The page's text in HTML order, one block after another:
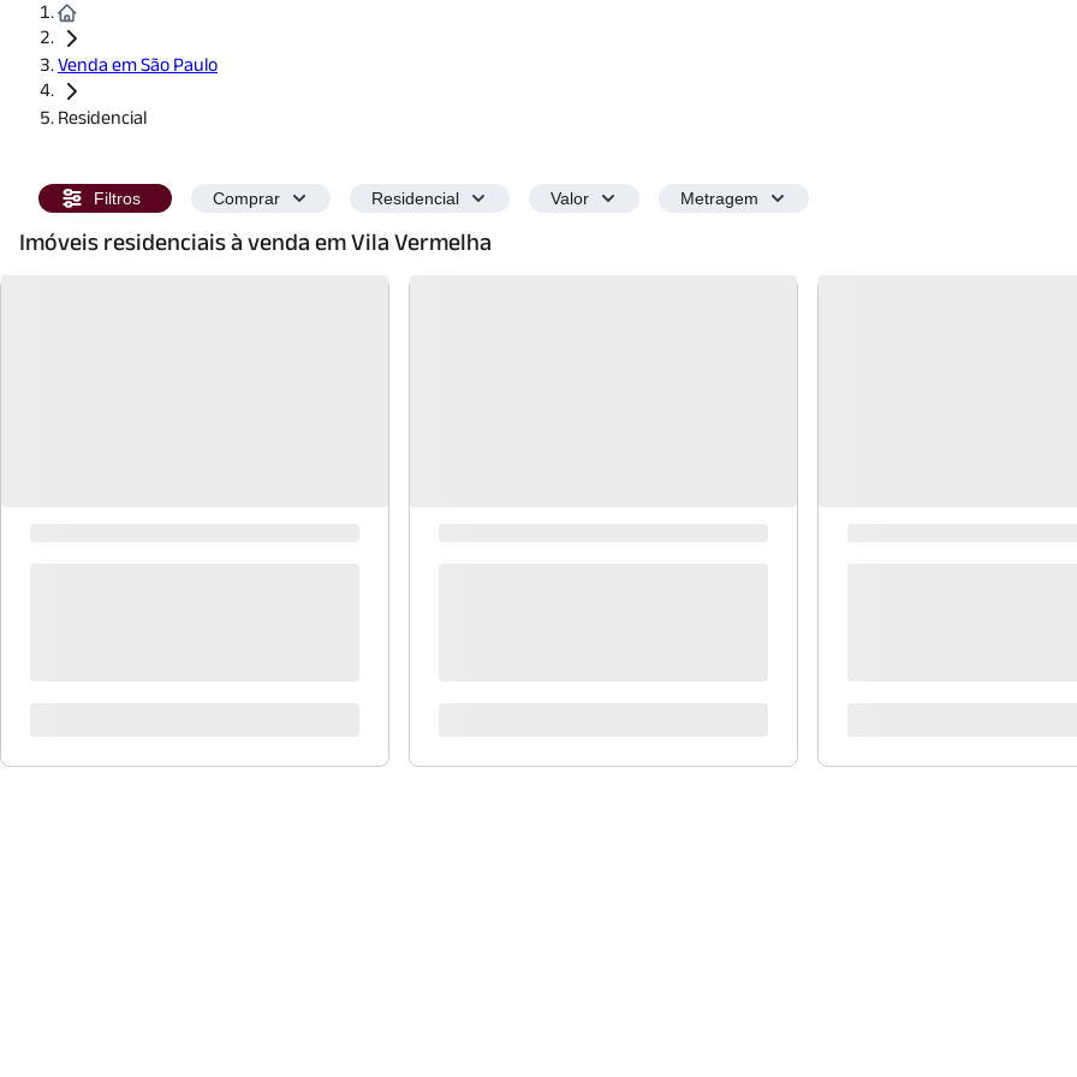
Venda em São Paulo
Residencial
Filtros Comprar Residencial Valor Metragem
Imóveis residenciais à venda em Vila Vermelha